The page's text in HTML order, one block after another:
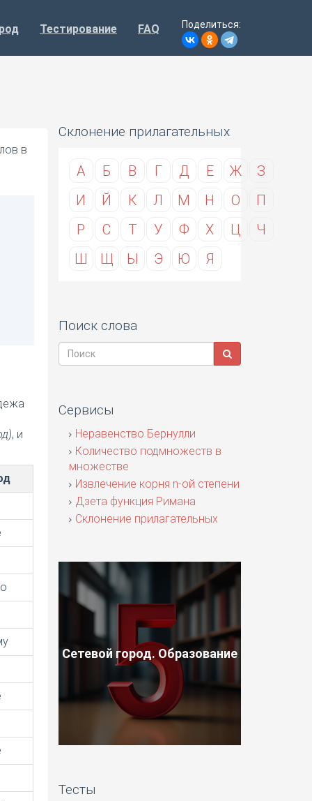
Тестирование FAQ Поделиться:
в
, и
Склонение прилагательных
А Б В Г Д Е Ж
З
И
Й К Л М Н О
П
Р
С Т У Ф Х Ц
Ч
Ш
Щ Ы Э Ю Я
Поиск слова
Сервисы
Неравенство Бернулли
Количество подмножеств в
множестве
Извлечение корня n-ой степени
Дзета функция Римана
Склонение прилагательных
Сетевой город. Образование
Тесты